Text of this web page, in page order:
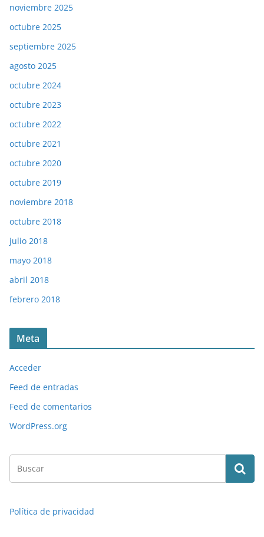
noviembre 2025
octubre 2025
septiembre 2025
agosto 2025
octubre 2024
octubre 2023
octubre 2022
octubre 2021
octubre 2020
octubre 2019
noviembre 2018
octubre 2018
julio 2018
mayo 2018
abril 2018
febrero 2018
Meta
Acceder
Feed de entradas
Feed de comentarios
WordPress.org
Política de privacidad